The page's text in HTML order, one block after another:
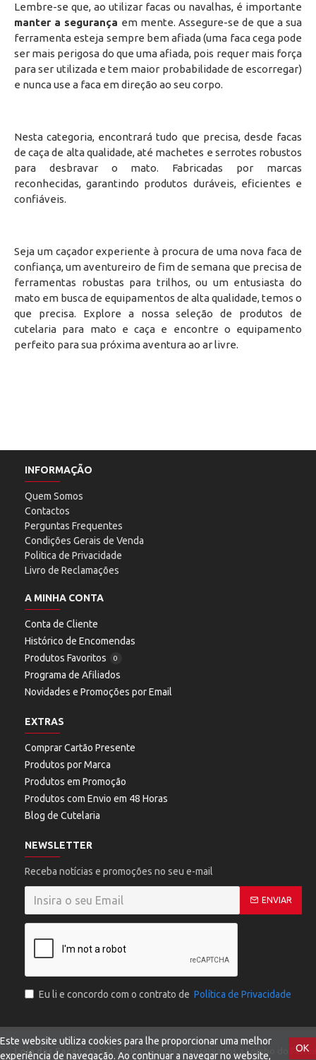
Lembre-se que, ao utilizar facas ou navalhas, é importante
manter a segurança em mente. Assegure-se de que a sua
ferramenta esteja sempre bem afiada (uma faca cega pode
ser mais perigosa do que uma afiada, pois requer mais força
para ser utilizada e tem maior probabilidade de escorregar)
e nunca use a faca em direção ao seu corpo.
Nesta categoria, encontrará tudo que precisa, desde facas
de caça de alta qualidade, até machetes e serrotes robustos
para desbravar o mato. Fabricadas por marcas
reconhecidas, garantindo produtos duráveis, eficientes e
confiáveis.
Seja um caçador experiente à procura de uma nova faca de
confiança, um aventureiro de fim de semana que precisa de
ferramentas robustas para trilhos, ou um entusiasta do
mato em busca de equipamentos de alta qualidade, temos o
que precisa. Explore a nossa seleção de produtos de
cutelaria para mato e caça e encontre o equipamento
perfeito para sua próxima aventura ao ar livre.
INFORMAÇÃO
Quem Somos
Contactos
Perguntas Frequentes
Condições Gerais de Venda
Politica de Privacidade
Livro de Reclamações
A MINHA CONTA
Conta de Cliente
Histórico de Encomendas
Produtos Favoritos
0
Programa de Afiliados
Novidades e Promoções por Email
EXTRAS
Comprar Cartão Presente
Produtos por Marca
Produtos em Promoção
Produtos com Envio em 48 Horas
Blog de Cutelaria
NEWSLETTER
Receba notícias e promoções no seu e-mail
ENVIAR
Eu li e concordo com o contrato de Política de Privacidade
Loja das Facas 2025 © Todos os direitos reservados a Lombo do OK
Este website utiliza cookies para lhe proporcionar uma melhor
experiência de navegação. Ao continuar a navegar no website,